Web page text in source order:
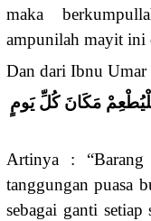
maka
ampunilah mayit ini
Dan dari Ibnu Umar
مَكَانَ كُلِّ يَومٍ
Artinya :
tanggungan puasa
sebagai ganti